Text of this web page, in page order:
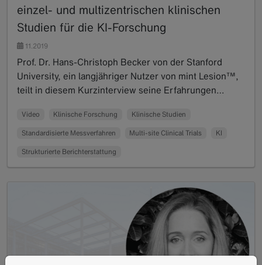
einzel- und multizentrischen klinischen
Studien für die KI-Forschung
11.2019
Prof. Dr. Hans-Christoph Becker von der Stanford
University, ein langjähriger Nutzer von mint Lesion™,
teilt in diesem Kurzinterview seine Erfahrungen…
Video Klinische Forschung Klinische Studien
Standardisierte Messverfahren Multi-site Clinical Trials KI
Strukturierte Berichterstattung